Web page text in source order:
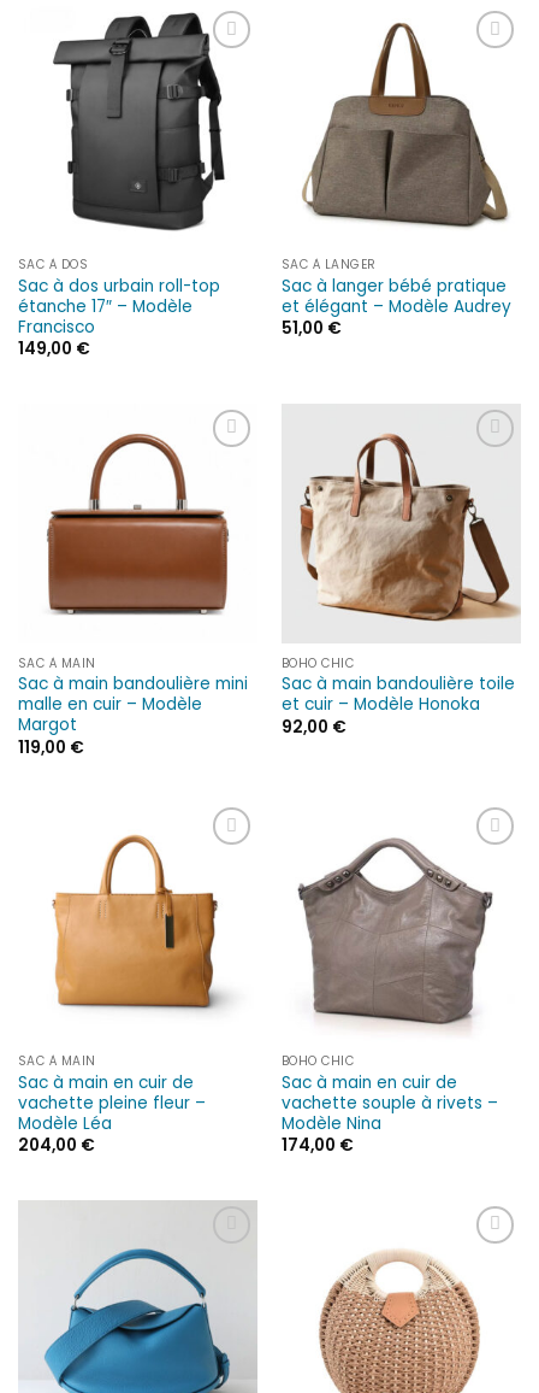
Ajouter
à la liste
d’envies
SAC À DOS
Sac à dos urbain roll-top
étanche 17″ – Modèle
Francisco
149,00 €
d’envies
SAC À LANGER
Sac à langer bébé pratique
et élégant – Modèle Audrey
51,00 €
d’envies
SAC À MAIN
Sac à main bandoulière mini
malle en cuir – Modèle
Margot
119,00 €
à la liste
d’envies
BOHO CHIC
Sac à main bandoulière toile
et cuir – Modèle Honoka
92,00 €
d’envies
SAC À MAIN
Sac à main en cuir de
vachette pleine fleur –
Modèle Léa
204,00 €
à la liste
d’envies
BOHO CHIC
Sac à main en cuir de
vachette souple à rivets –
Modèle Nina
174,00 €
à la liste
d’envies
à la liste
d’envies